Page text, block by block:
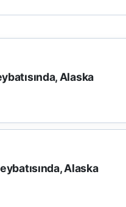
Alaska
Alaska